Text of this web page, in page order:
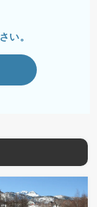
い。